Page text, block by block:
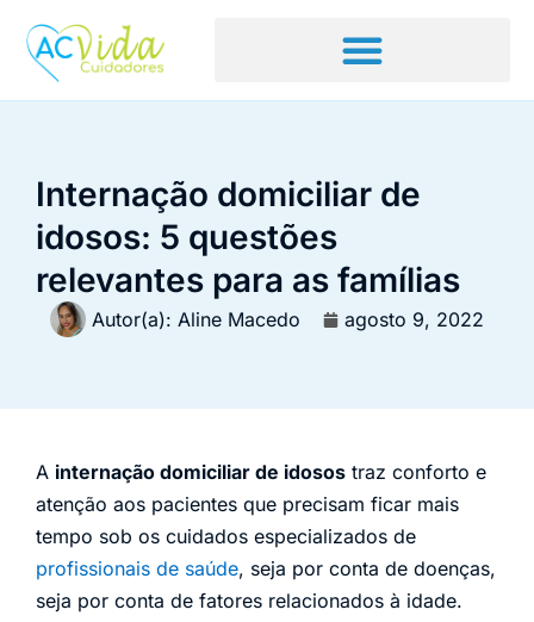
Internação domiciliar de
idosos: 5 questões
relevantes para as famílias
Autor(a): Aline Macedo agosto 9, 2022
A internação domiciliar de idosos traz conforto e
atenção aos pacientes que precisam ficar mais
tempo sob os cuidados especializados de
profissionais de saúde, seja por conta de doenças,
seja por conta de fatores relacionados à idade.